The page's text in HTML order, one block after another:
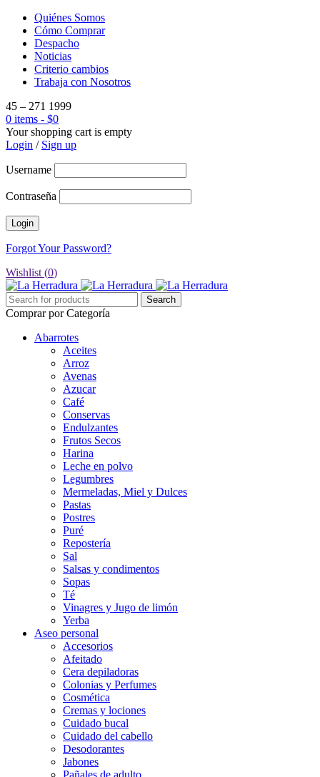
Quiénes Somos
Cómo Comprar
Despacho
Noticias
Criterio cambios
Trabaja con Nosotros
45 – 271 1999
0 items - $0
Your shopping cart is empty
Login / Sign up
Username
Contraseña
Forgot Your Password?
Wishlist (0)
Comprar por Categoría
Abarrotes
Aceites
Arroz
Avenas
Azucar
Café
Conservas
Endulzantes
Frutos Secos
Harina
Leche en polvo
Legumbres
Mermeladas, Miel y Dulces
Pastas
Postres
Puré
Repostería
Sal
Salsas y condimentos
Sopas
Té
Vinagres y Jugo de limón
Yerba
Aseo personal
Accesorios
Afeitado
Cera depiladoras
Colonias y Perfumes
Cosmética
Cremas y lociones
Cuidado bucal
Cuidado del cabello
Desodorantes
Jabones
Pañales de adulto